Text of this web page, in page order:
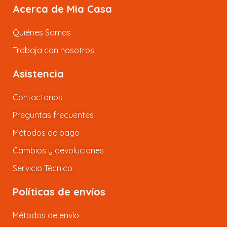
Acerca de Mia Casa
Quiénes Somos
Trabaja con nosotros
Asistencia
Contactanos
Preguntas frecuentes
Métodos de pago
Cambios y devoluciones
Servicio Técnico
Políticas de envíos
Métodos de envío